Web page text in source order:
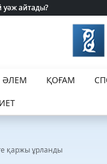
уәж айтады?
уәж айтады?
ӘЛЕМ ҚОҒАМ
қаржы ұрланды